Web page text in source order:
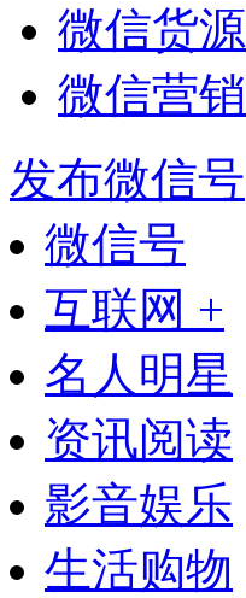
微信货源
微信营销
发布微信号
微信号
互联网 +
名人明星
资讯阅读
影音娱乐
生活购物